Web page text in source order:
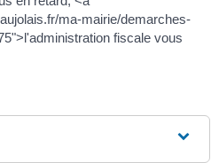
ma-mairie/demarches-
fiscale vous